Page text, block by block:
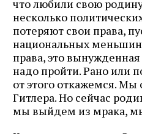
что любили свою
несколько
потеряют свои права,
национальных
права, это
надо пройти. Рано или
от этого откажемся. Мы
Гитлера. Но сейчас
мы выйдем из мрака,